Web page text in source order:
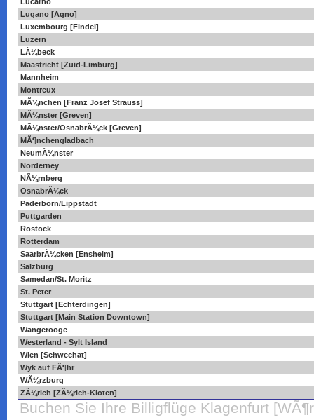
Lugano [Agno]
Luxembourg [Findel]
Luzern
LÃ¼beck
Maastricht [Zuid-Limburg]
Mannheim
Montreux
MÃ¼nchen [Franz Josef Strauss]
MÃ¼nster [Greven]
MÃ¼nster/OsnabrÃ¼ck [Greven]
MÃ¶nchengladbach
NeumÃ¼nster
Norderney
NÃ¼rnberg
OsnabrÃ¼ck
Paderborn/Lippstadt
Puttgarden
Rostock
Rotterdam
SaarbrÃ¼cken [Ensheim]
Salzburg
Samedan/St. Moritz
St. Peter
Stuttgart [Echterdingen]
Stuttgart [Main Station Downtown]
Wangerooge
Westerland - Sylt Island
Wien [Schwechat]
Wyk auf FÃ¶hr
WÃ¼rzburg
ZÃ¼rich [ZÃ¼rich-Kloten]
Buchen Sie Ihre Billigflüge Klagenfurt